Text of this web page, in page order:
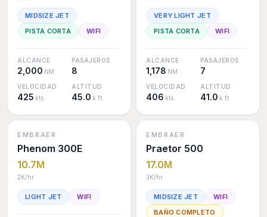
MIDSIZE JET
PISTA CORTA
WIFI
ALCANCE
2,000 NM
PASAJEROS
8
VELOCIDAD
425 kts
ALTITUD
45.0 k ft
VERY LIGHT JET
PISTA CORTA
WIFI
ALCANCE
1,178 NM
PASAJEROS
7
VELOCIDAD
406 kts
ALTITUD
41.0 k ft
EMBRAER
Phenom 300E
10.7M
2K/hr
LIGHT JET WIFI
EMBRAER
Praetor 500
17.0M
3K/hr
MIDSIZE JET
WIFI
BAÑO COMPLETO